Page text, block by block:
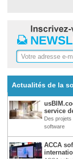
ACCA
Actualités de la
service
Des projets
software
ACCA